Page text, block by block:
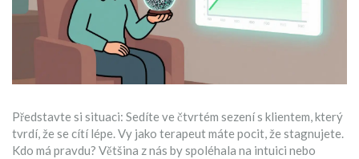
Představte si situaci: Sedíte ve čtvrtém sezení s klientem, který
tvrdí, že se cítí lépe. Vy jako terapeut máte pocit, že stagnujete.
Kdo má pravdu? Většina z nás by spoléhala na intuici nebo